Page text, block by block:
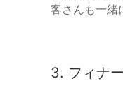
客さんも一緒
3. フィナ